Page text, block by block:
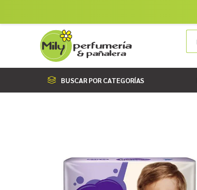
BUSCAR POR CATEGORÍAS